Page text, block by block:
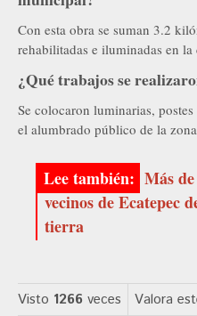
Con esta obra se suman 3.2
rehabilitadas e iluminadas en
¿Qué trabajos se
Se colocaron luminarias,
el alumbrado público de la
Más
vecinos de Ecatepec
tierra
Visto 1266 veces Valora